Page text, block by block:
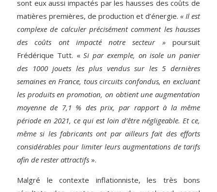
sont eux aussi impactés par les hausses des coûts de
matières premières, de production et d’énergie. « Il est
complexe de calculer précisément comment les hausses
des coûts ont impacté notre secteur »poursuit
Frédérique Tutt. «Si par exemple, on isole un panier
des 1000 jouets les plus vendus sur les 5 dernières
semaines en France, tous circuits confondus, en excluant
les produits en promotion, on obtient une augmentation
moyenne de 7,1 % des prix, par rapport à la même
période en 2021, ce qui est loin d’être négligeable. Et ce,
même si les fabricants ont par ailleurs fait des efforts
considérables pour limiter leurs augmentations de tarifs
afin de rester attractifs ».
Malgré le contexte inflationniste, les très bons